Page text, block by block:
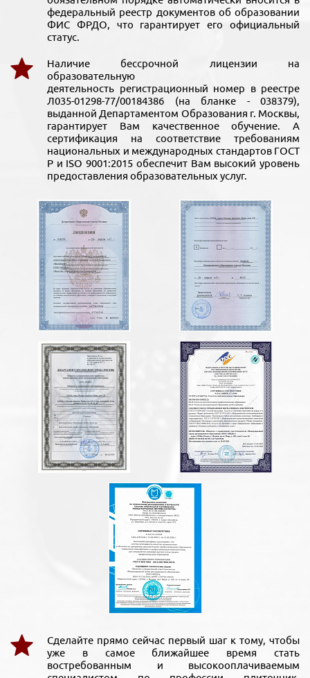
федеральный реестр документов об образовании
ФИС ФРДО, что гарантирует его официальный
статус.
Наличие бессрочной лицензии на
образовательную
деятельность регистрационный номер в реестре
Л035-01298-77/00184386 (на бланке - 038379),
выданной Департаментом Образования г. Москвы,
гарантирует Вам качественное обучение. А
сертификация на соответствие требованиям
национальных и международных стандартов ГОСТ
Р и ISO 9001:2015 обеспечит Вам высокий уровень
предоставления образовательных услуг.
Сделайте прямо сейчас первый шаг к тому, чтобы
уже в самое ближайшее время стать
востребованным и высокооплачиваемым